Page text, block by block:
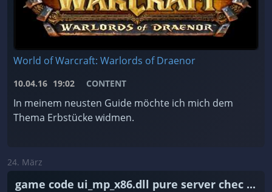
World of Warcraft: Warlords of Draenor
10.04.16 19:02 CONTENT
In meinem neusten Guide möchte ich mich dem
Thema Erbstücke widmen.
24. März
game code ui_mp_x86.dll pure server chec ...